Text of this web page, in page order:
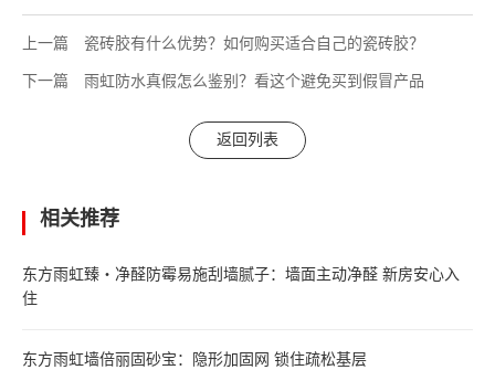
上一篇 瓷砖胶有什么优势？如何购买适合自己的瓷砖胶？
下一篇 雨虹防水真假怎么鉴别？看这个避免买到假冒产品
返回列表
相关推荐
东方雨虹臻・净醛防霉易施刮墙腻子：墙面主动净醛 新房安心入
住
东方雨虹墙倍丽固砂宝：隐形加固网 锁住疏松基层